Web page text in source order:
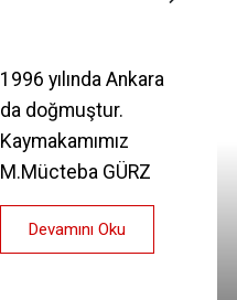
1996 yılında Ankara
da doğmuştur.
Kaymakamımız
M.Mücteba GÜRZ
Devamını Oku